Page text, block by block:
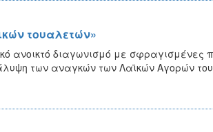
τουαλετών»
ανοικτό διαγωνισμό με σφραγισμένες
των αναγκών των Λαϊκών Αγορών